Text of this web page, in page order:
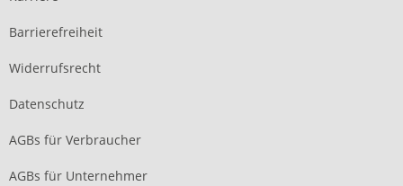
Barrierefreiheit
Widerrufsrecht
Datenschutz
AGBs für Verbraucher
AGBs für Unternehmer